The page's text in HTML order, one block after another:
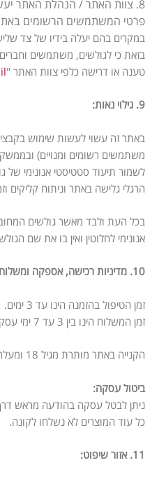
8. צוות האתר / הנהלת האתר
פרטי המשתמשים הרשומים
במקרים בהם יעלה בידיו של צד
בזאת כי לגולשים, משתמשים
טענה או דרישה כלפי צוות האתר "
9. גילוי נאות:
באתר זה עשוי לעשות שימוש בקבצי
משתמשים רשומים ומנויים)
לשמור תיעוד סטטיסטי אנונימי של
הרגלי גלישה באתר וניתוח קליקים
בכל העת ולבד מאשר גולשים
אנונימי לחלוטין ואין בו את שם
10. מדיניות רכישה, אספקה ומשלוח:
זמן הטיפול בהזמנה הינו עד 3 ימים.
זמן המשלוח הינו בין 3 עד 7 ימי עסקים.
הקנייה באתר מותרת מגיל 18 ומעלה.
ביטול עסקה:
ניתן לבטל עסקה בהודעה מראש
כל עוד המוצרים לא נשלחו לקונה.
11. אזור שיפוט: